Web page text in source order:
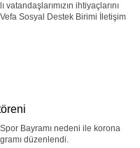
vatandaşlarımızın ihtiyaçlarını
Sosyal Destek Birimi İletişim
Bayramı nedeni ile korona
düzenlendi.